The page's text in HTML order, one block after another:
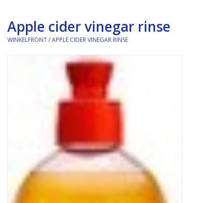
Kaaral
Apple cider vinegar rinse
WINKELFRONT/APPLE CIDER VINEGAR RINSE